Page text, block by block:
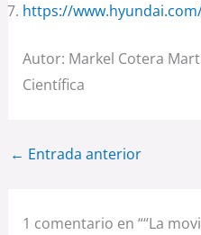
https://
Autor: Markel Cotera
Científica
← Entrada anterior
1 comentario en ““La